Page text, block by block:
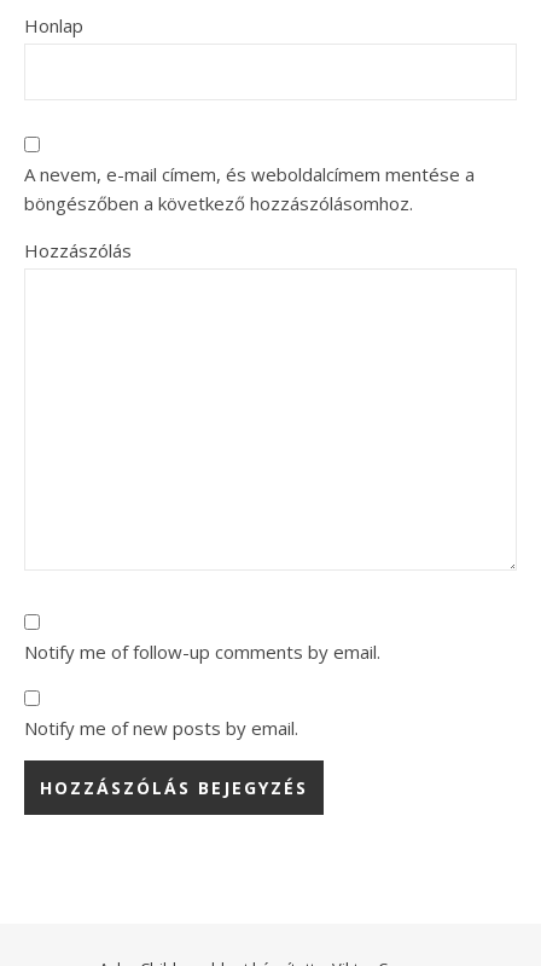
Honlap
A nevem, e-mail címem, és weboldalcímem mentése a
böngészőben a következő hozzászólásomhoz.
Hozzászólás
Notify me of follow-up comments by email.
Notify me of new posts by email.